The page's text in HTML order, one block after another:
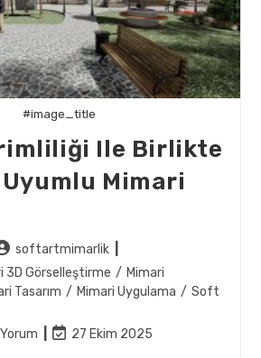
#image_title
Ile Birlikte
Mimari
softartmimarlik
3D Görselleştirme / Mimari
Tasarım / Mimari Uygulama / Soft
Post27 Ekim 2025